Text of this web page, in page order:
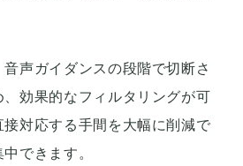
声ガイダンスの段階で切断さ
効果的なフィルタリングが可
対応する手間を大幅に削減で
できます。